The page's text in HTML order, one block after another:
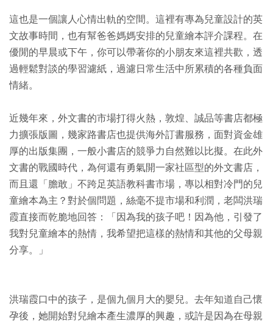
這也是一個讓人心情出軌的空間。這裡有專為兒童設計的英
文故事時間，也有幫爸爸媽媽安排的兒童繪本評介課程。在
優閒的早晨或下午，你可以帶著你的小朋友來這裡共歡，透
過輕鬆對談的學習濾紙，過濾日常生活中所累積的各種負面
情緒。
近幾年來，外文書的市場打得火熱，敦煌、誠品等書店都極
力擴張版圖，幾家路書店也提供海外訂書服務，面對資金雄
厚的出版集團，一般小書店的競爭力自然難以比擬。在此外
文書的戰國時代，為何還有勇氣開一家社區型的外文書店，
而且還「膽敢」不跨足英語教科書市場，專以相對冷門的兒
童繪本為主？對於個問題，絲毫不提市場和利潤，老闆洪瑞
霞直接而乾脆地回答：「因為我的孩子吧！因為他，引發了
我對兒童繪本的熱情，我希望把這樣的熱情和其他的父母親
分享。」
洪瑞霞口中的孩子，是個九個月大的嬰兒。去年知道自己懷
孕後，她開始對兒繪本產生濃厚的興趣，或許是因為在母親